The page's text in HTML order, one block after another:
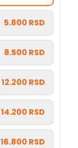
5.800 RSD
8.500 RSD
12.200 RSD
14.200 RSD
16.800 RSD